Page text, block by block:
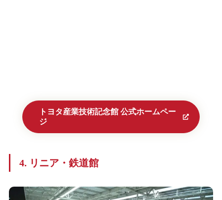
トヨタ産業技術記念館 公式ホームペー
ジ
4. リニア・鉄道館